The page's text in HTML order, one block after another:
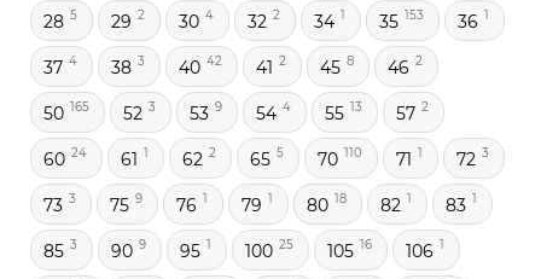
28 5 29 2 30 4 32 2 34 1 35 153 36 1
37 4 38 3 40 42 41 2 45 8 46 2
50 165 52 3 53 9 54 4 55 13 57 2
60 24 61 1 62 2 65 5 70 110 71 1 72 3
73 3 75 9 76 1 79 1 80 18 82 1 83 1
85 3 90 9 95 1 100 25 105 16 106 1